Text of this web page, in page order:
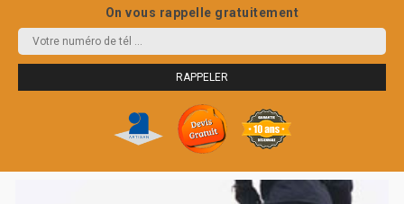
On vous rappelle gratuitement